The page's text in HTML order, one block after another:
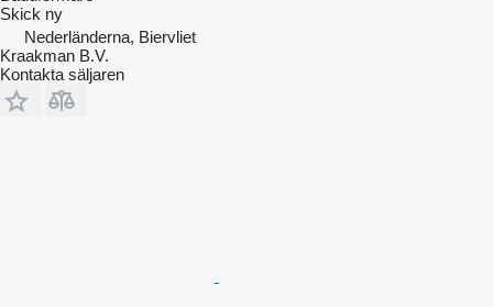
Skick ny
Nederländerna, Biervliet
Kraakman B.V.
Kontakta säljaren